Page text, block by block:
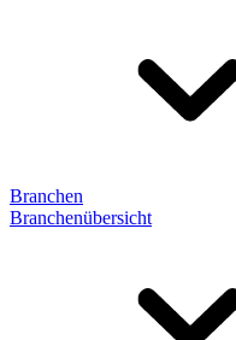
Branchen
Branchenübersicht